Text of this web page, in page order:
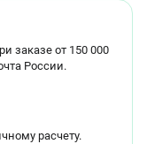
заказе от 150 000
России.
расчету.